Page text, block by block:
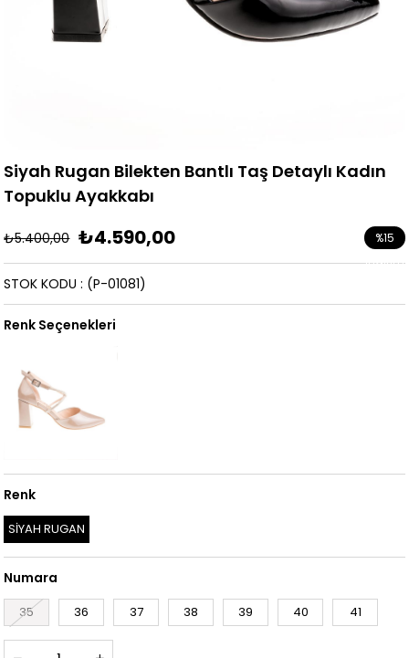
Siyah Rugan Bilekten Bantlı Taş Detaylı Kadın
Topuklu Ayakkabı
₺5.400,00 ₺4.590,00 %15
İndirim
(P-01081)
STOK KODU
Renk Seçenekleri
Renk
SİYAH RUGAN
Numara
35 36 37 38 39 40 41